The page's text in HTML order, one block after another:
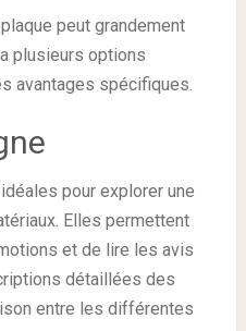
peut grandement
plusieurs options
avantages spécifiques.
pour explorer une
Elles permettent
et de lire les avis
détaillées des
entre les différentes